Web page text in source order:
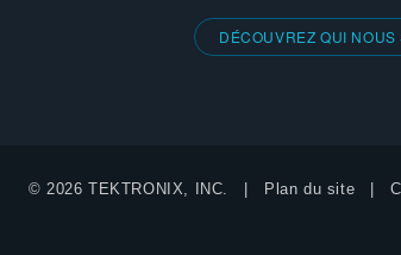
DÉCOUVREZ QUI NOUS
© 2026 TEKTRONIX, INC. Plan du site